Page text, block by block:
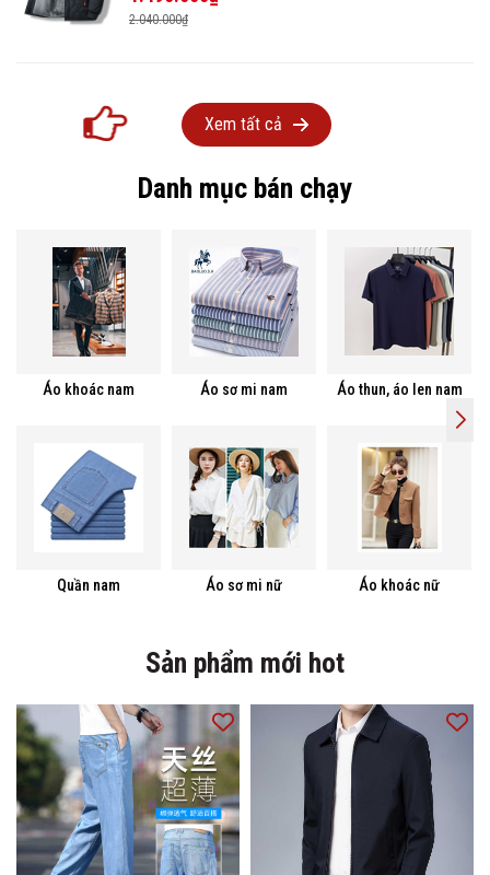
2.040.000₫
Xem tất cả
Danh mục bán chạy
Áo khoác nam Áo sơ mi nam Áo thun, áo len nam
Quần nam Áo sơ mi nữ Áo khoác nữ
Sản phẩm mới hot